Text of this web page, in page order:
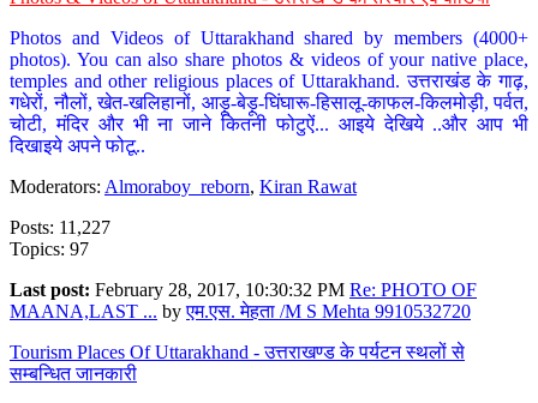
Photos and Videos of Uttarakhand shared by members (4000+
photos). You can also share photos & videos of your native place,
temples and other religious places of Uttarakhand. उत्तराखंड के गाढ़,
गधेरों, नौलों, खेत-खलिहानों, आड़ू-बेड़ू-घिंघारू-हिसालू-काफल-किलमोड़ी, पर्वत,
चोटी, मंदिर और भी ना जाने कितनी फोटुऐं... आइये देखिये ..और आप भी
दिखाइये अपने फोटू..
Moderators: Almoraboy_reborn, Kiran Rawat
Posts: 11,227
Topics: 97
Last post: February 28, 2017, 10:30:32 PM Re: PHOTO OF
MAANA,LAST ... byएम.एस. मेहता /M S Mehta 9910532720
Tourism Places Of Uttarakhand - उत्तराखण्ड के पर्यटन स्थलों से
सम्बन्धित जानकारी